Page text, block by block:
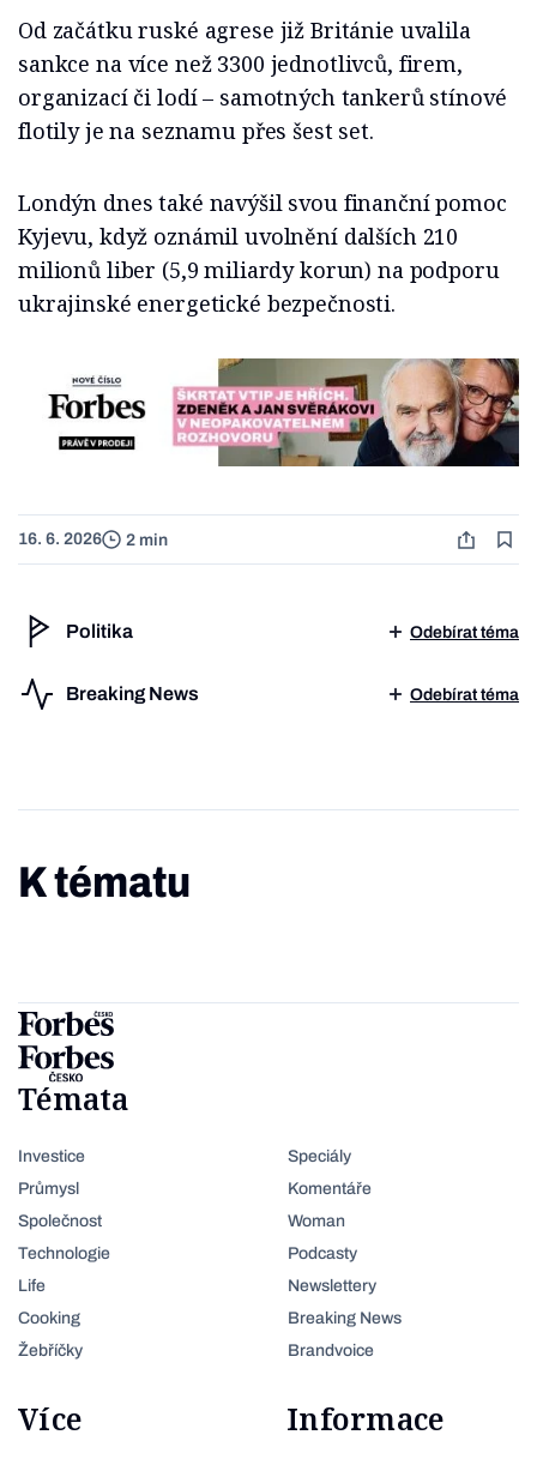
Od začátku ruské agrese již Británie uvalila
sankce na více než 3300 jednotlivců, firem,
organizací či lodí – samotných tankerů stínové
flotily je na seznamu přes šest set.
Londýn dnes také navýšil svou finanční pomoc
Kyjevu, když oznámil uvolnění dalších 210
milionů liber (5,9 miliardy korun) na podporu
ukrajinské energetické bezpečnosti.
16. 6. 2026 2 min
Politika Odebírat téma
Breaking News Odebírat téma
K tématu
Témata
Investice
Průmysl
Společnost
Technologie
Life
Cooking
Žebříčky
Speciály
Komentáře
Woman
Podcasty
Newslettery
Breaking News
Brandvoice
Více Informace